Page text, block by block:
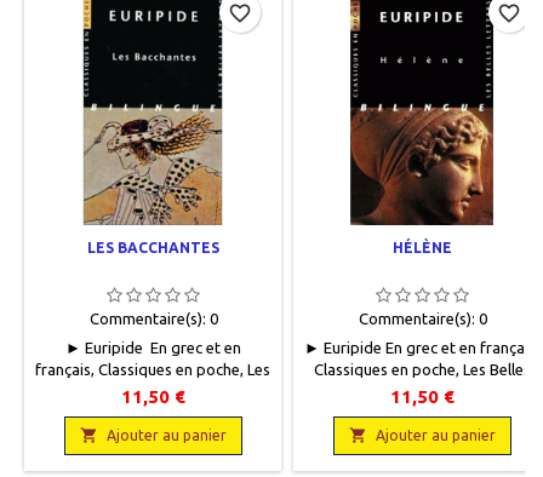
LES BACCHANTES
Commentaire(s): 0
► Euripide En grec et en
français, Classiques en poche, Les
Belles Lettres, 2006, 11 x 18,
XXXIV + 109 pages,
broché.Neuf.9782251799322
11,50 €
 Ajouter au panier
favorite_border
HÉLÈNE
Commentaire(s): 0
► Euripide En grec et en français,
Classiques en poche, Les Belles
Lettres, 2007, 11 x 18, XLI + 163
pages, broché. Neuf.
9782251799759
11,50 €
 Ajouter au panier
favorite_border